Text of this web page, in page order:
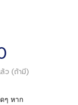
ว (ถ้ามี)
ๆ หาก